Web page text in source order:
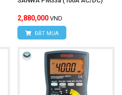
2,880,000 VND
ĐẶT MUA